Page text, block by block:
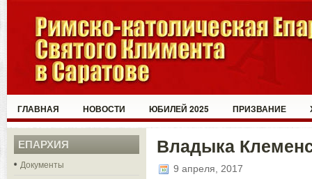
ГЛАВНАЯ НОВОСТИ ЮБИЛЕЙ 2025 ПРИЗВАНИЕ
ЕПАРХИЯ
Документы
Владыка
9 апреля, 2017